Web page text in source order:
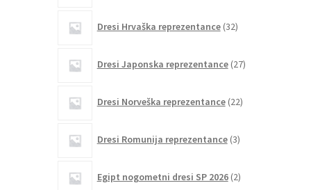
Dresi Hrvaška reprezentance 32izdelkov
Dresi Japonska reprezentance 27izdelkov
Dresi Norveška reprezentance 22izdelkov
Dresi Romunija reprezentance 3izdelki
Egipt nogometni dresi SP 2026 2izdelka